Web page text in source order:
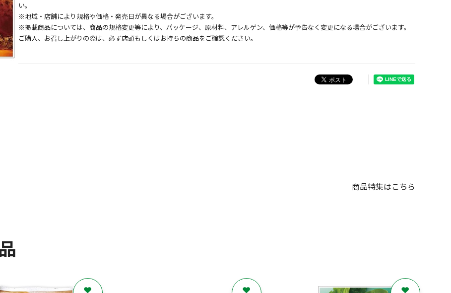
い。
※地域・店舗により規格や価格・発売日が異なる場合がございます。
※掲載商品については、商品の規格変更等により、パッケージ、原材料、アレルゲン、価格等が予告なく変更になる場合がございます。
ご購入、お召し上がりの際は、必ず店頭もしくはお持ちの商品をご確認ください。
商品特集はこちら